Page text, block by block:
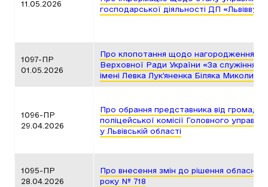
11.05.2026
господарської діяльності ДП
1097-ПР
01.05.2026
Про клопотання щодо нагородження
Верховної Ради України «За служіння
імені Левка Лук’яненка Біляка Миколи
1096-ПР
29.04.2026
Про обрання представника від
поліцейської комісії Головного
у Львівській області
1095-ПР
28.04.2026
Про внесення змін до рішення обласної
року № 718